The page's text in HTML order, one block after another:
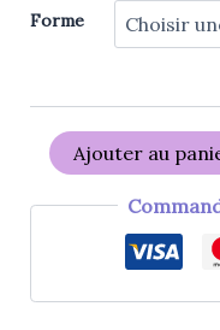
Forme
Ajouter au